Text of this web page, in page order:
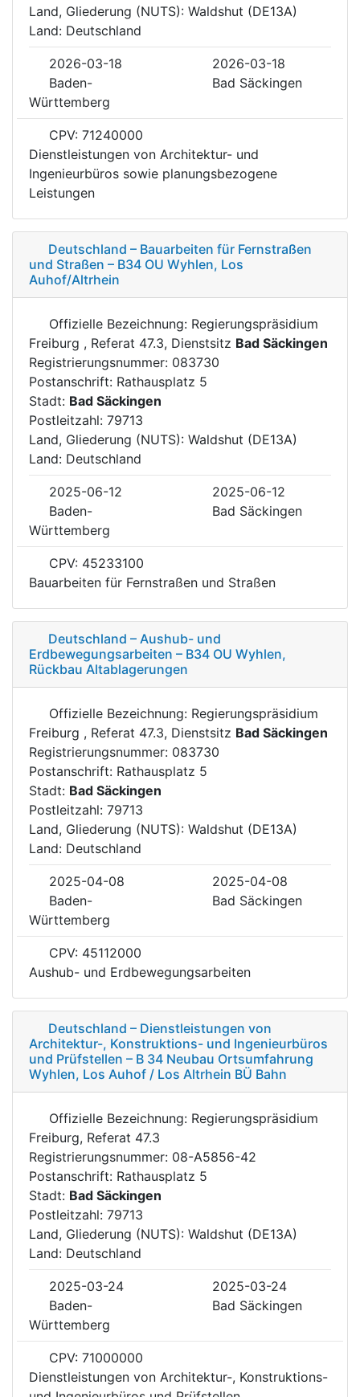
Land, Gliederung (NUTS): Waldshut (DE13A)
Land: Deutschland
2026-03-18
2026-03-18
Baden-
Württemberg
Bad Säckingen
CPV: 71240000
Dienstleistungen von Architektur- und
Ingenieurbüros sowie planungsbezogene
Leistungen
Deutschland – Bauarbeiten für Fernstraßen
und Straßen – B34 OU Wyhlen, Los
Auhof/Altrhein
Offizielle Bezeichnung: Regierungspräsidium
Freiburg , Referat 47.3, Dienstsitz Bad Säckingen
Registrierungsnummer: 083730
Postanschrift: Rathausplatz 5
Stadt: Bad Säckingen
Postleitzahl: 79713
Land, Gliederung (NUTS): Waldshut (DE13A)
Land: Deutschland
2025-06-12
2025-06-12
Baden-
Württemberg
Bad Säckingen
CPV: 45233100
Bauarbeiten für Fernstraßen und Straßen
Deutschland – Aushub- und
Erdbewegungsarbeiten – B34 OU Wyhlen,
Rückbau Altablagerungen
Offizielle Bezeichnung: Regierungspräsidium
Freiburg , Referat 47.3, Dienstsitz Bad Säckingen
Registrierungsnummer: 083730
Postanschrift: Rathausplatz 5
Stadt: Bad Säckingen
Postleitzahl: 79713
Land, Gliederung (NUTS): Waldshut (DE13A)
Land: Deutschland
2025-04-08
2025-04-08
Baden-
Württemberg
Bad Säckingen
CPV: 45112000
Aushub- und Erdbewegungsarbeiten
Deutschland – Dienstleistungen von
Architektur-, Konstruktions- und Ingenieurbüros
und Prüfstellen – B 34 Neubau Ortsumfahrung
Wyhlen, Los Auhof / Los Altrhein BÜ Bahn
Offizielle Bezeichnung: Regierungspräsidium
Freiburg, Referat 47.3
Registrierungsnummer: 08-A5856-42
Postanschrift: Rathausplatz 5
Stadt: Bad Säckingen
Postleitzahl: 79713
Land, Gliederung (NUTS): Waldshut (DE13A)
Land: Deutschland
2025-03-24
2025-03-24
Baden-
Württemberg
Bad Säckingen
CPV: 71000000
Dienstleistungen von Architektur-, Konstruktions-